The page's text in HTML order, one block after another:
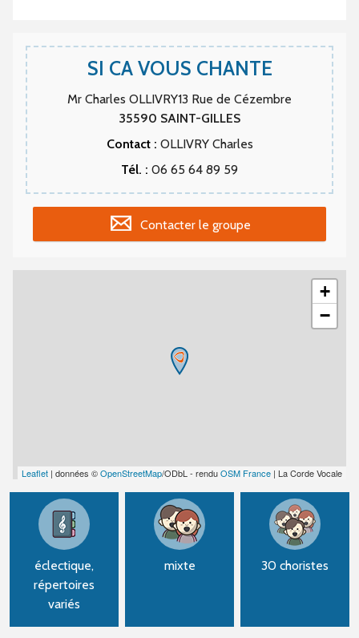
SI CA VOUS CHANTE
Mr Charles OLLIVRY13 Rue de Cézembre
35590 SAINT-GILLES
Contact : OLLIVRY Charles
Tél. : 06 65 64 89 59
Contacter le groupe
+
−
Leaflet | données ©OpenStreetMap/ODbL - renduOSM France | La Corde Vocale
éclectique,
répertoires
variés
mixte 30 choristes